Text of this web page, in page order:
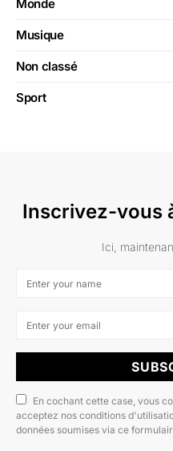
Monde
Musique
Non classé
Sport
Inscrivez-vous
Ici,
En cochant cette case, vous
acceptez nos conditions
données soumises via ce